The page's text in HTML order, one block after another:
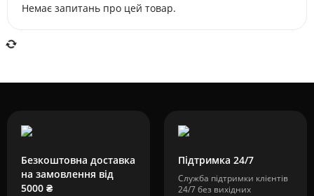
Немає запитань про цей товар.
Безкоштовна доставка
на замовлення від
5000 ₴
Підтримка 24/7
Служба підтримки клієнтів
24/7 без вихідних